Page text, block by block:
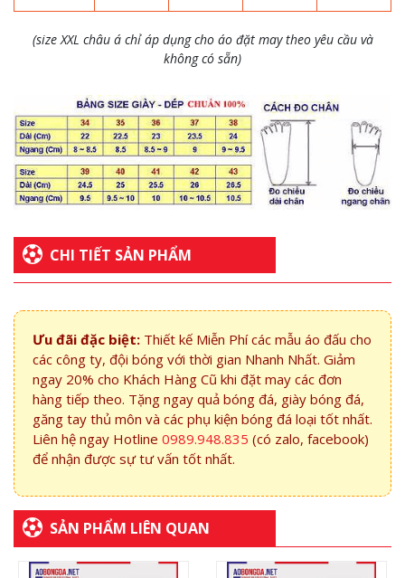
(size XXL châu á chỉ áp dụng cho áo đặt may theo yêu cầu và
không có sẵn)
CHI TIẾT SẢN PHẨM
Ưu đãi đặc biệt: Thiết kế Miễn Phí các mẫu áo đấu cho
các công ty, đội bóng với thời gian Nhanh Nhất. Giảm
ngay 20% cho Khách Hàng Cũ khi đặt may các đơn
hàng tiếp theo. Tặng ngay quả bóng đá, giày bóng đá,
găng tay thủ môn và các phụ kiện bóng đá loại tốt nhất.
Liên hệ ngay Hotline 0989.948.835 (có zalo, facebook)
để nhận được sự tư vấn tốt nhất.
SẢN PHẨM LIÊN QUAN